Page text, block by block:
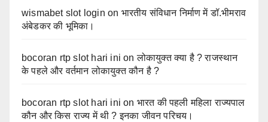
wismabet slot login on भारतीय संविधान निर्माण में डॉ.भीमराव
अंबेडकर की भूमिका।
bocoran rtp slot hari ini onलोकायुक्त क्या है ? राजस्थान
के पहले और वर्तमान लोकायुक्त कौन है ?
bocoran rtp slot hari ini on भारत की पहली महिला राज्यपाल
कौन और किस राज्य में थी ? इनका जीवन परिचय।